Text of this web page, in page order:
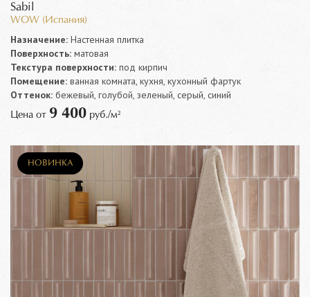
Sabil
WOW (Испания)
Назначение: Настенная плитка
Поверхность: матовая
Текстура поверхности: под кирпич
Помещение: ванная комната, кухня, кухонный фартук
Оттенок: бежевый, голубой, зеленый, серый, синий
Цена от 9 400 руб./м²
НОВИНКА